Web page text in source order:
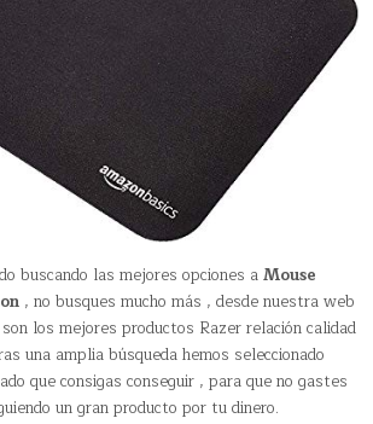
buscando las mejores opciones aMouse
, no busques mucho más , desde nuestra web
los mejores productos Razer relación calidad
una amplia búsqueda hemos seleccionado
que consigas conseguir , para que no gastes
un gran producto por tu dinero.